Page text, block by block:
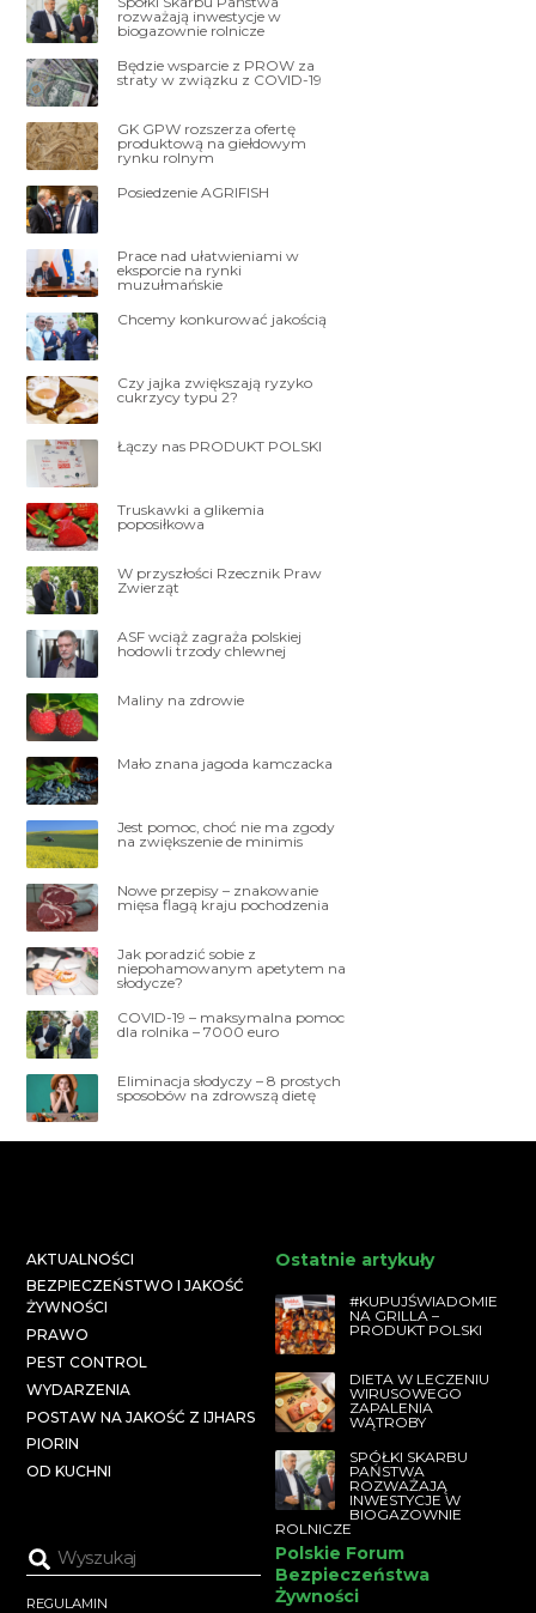
rozważają inwestycje w
biogazownie rolnicze
Będzie wsparcie z PROW za
straty w związku z COVID-19
GK GPW rozszerza ofertę
produktową na giełdowym
rynku rolnym
Posiedzenie AGRIFISH
Prace nad ułatwieniami w
eksporcie na rynki
muzułmańskie
Chcemy konkurować jakością
Czy jajka zwiększają ryzyko
cukrzycy typu 2?
Łączy nas PRODUKT POLSKI
Truskawki a glikemia
poposiłkowa
W przyszłości Rzecznik Praw
Zwierząt
ASF wciąż zagraża polskiej
hodowli trzody chlewnej
Maliny na zdrowie
Mało znana jagoda kamczacka
Jest pomoc, choć nie ma zgody
na zwiększenie de minimis
Nowe przepisy – znakowanie
mięsa flagą kraju pochodzenia
Jak poradzić sobie z
niepohamowanym apetytem na
słodycze?
COVID-19 – maksymalna pomoc
dla rolnika – 7000 euro
Eliminacja słodyczy – 8 prostych
sposobów na zdrowszą dietę
AKTUALNOŚCI
BEZPIECZEŃSTWO I JAKOŚĆ
ŻYWNOŚCI
PRAWO
PEST CONTROL
WYDARZENIA
POSTAW NA JAKOŚĆ Z IJHARS
PIORIN
OD KUCHNI
Ostatnie artykuły
#KUPUJŚWIADOMIE
NA GRILLA –
PRODUKT POLSKI
DIETA W LECZENIU
WIRUSOWEGO
ZAPALENIA
WĄTROBY
SPÓŁKI SKARBU
PAŃSTWA
ROZWAŻAJĄ
INWESTYCJE W
BIOGAZOWNIE
ROLNICZE
REGULAMIN
Polskie Forum
Bezpieczeństwa
Żywności